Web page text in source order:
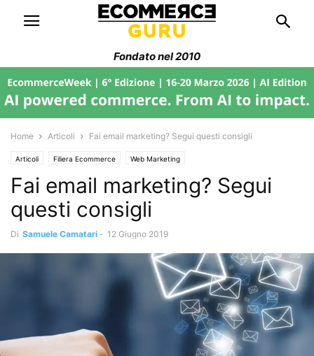
Fondato nel 2010
Home Articoli Fai email marketing? Segui questi consigli
Articoli Filiera Ecommerce Web Marketing
Fai email marketing? Segui
questi consigli
Di Samuele Camatari - 12 Giugno 2019